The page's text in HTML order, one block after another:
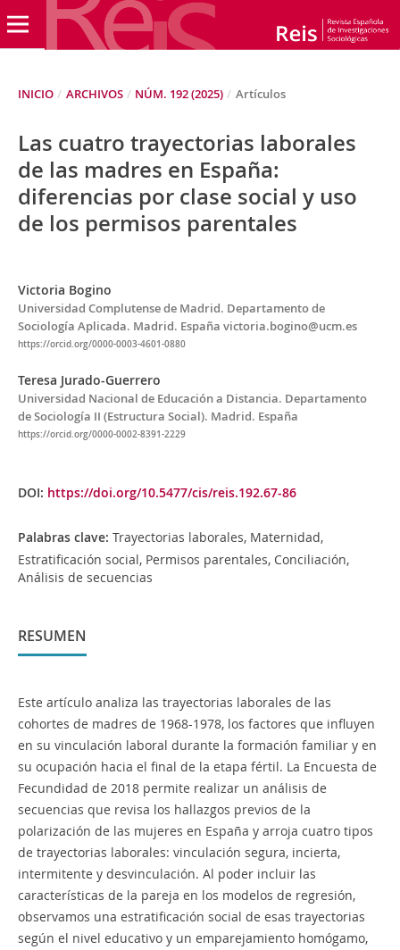
INICIO / ARCHIVOS / NÚM. 192 (2025) / Artículos
Las cuatro trayectorias laborales
de las madres en España:
diferencias por clase social y uso
de los permisos parentales
Victoria Bogino
Universidad Complutense de Madrid. Departamento de
Sociología Aplicada. Madrid. España victoria.bogino@ucm.es
https://orcid.org/0000-0003-4601-0880
Teresa Jurado-Guerrero
Universidad Nacional de Educación a Distancia. Departamento
de Sociología II (Estructura Social). Madrid. España
https://orcid.org/0000-0002-8391-2229
DOI: https://doi.org/10.5477/cis/reis.192.67-86
Palabras clave: Trayectorias laborales, Maternidad,
Estratificación social, Permisos parentales, Conciliación,
Análisis de secuencias
RESUMEN
Este artículo analiza las trayectorias laborales de las
cohortes de madres de 1968-1978, los factores que influyen
en su vinculación laboral durante la formación familiar y en
su ocupación hacia el final de la etapa fértil. La Encuesta de
Fecundidad de 2018 permite realizar un análisis de
secuencias que revisa los hallazgos previos de la
polarización de las mujeres en España y arroja cuatro tipos
de trayectorias laborales: vinculación segura, incierta,
intermitente y desvinculación. Al poder incluir las
características de la pareja en los modelos de regresión,
observamos una estratificación social de esas trayectorias
según el nivel educativo y un emparejamiento homógamo,